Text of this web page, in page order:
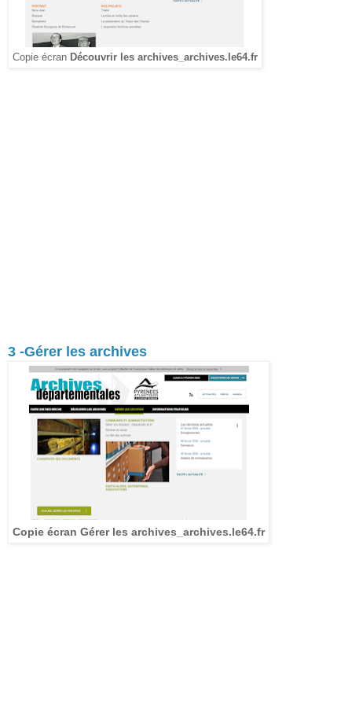
Copie écran Découvrir les archives_archives.le64.fr
3 -Gérer les archives
Copie écran Gérer les archives_archives.le64.fr